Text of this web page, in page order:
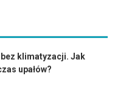
bez klimatyzacji. Jak
upałów?